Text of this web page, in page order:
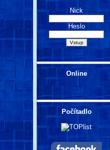
Nick
Heslo
Online
Počítadlo